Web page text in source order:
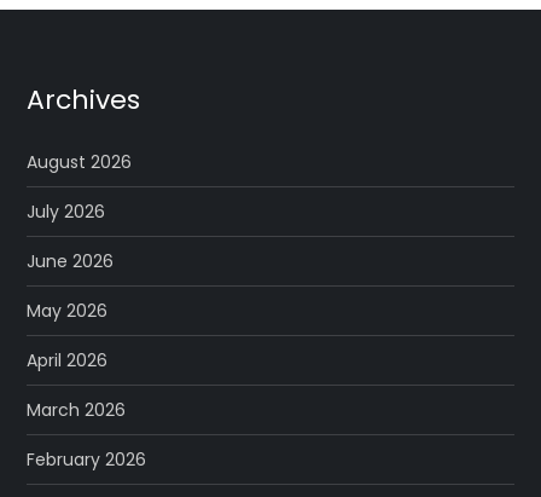
Archives
August 2026
July 2026
June 2026
May 2026
April 2026
March 2026
February 2026